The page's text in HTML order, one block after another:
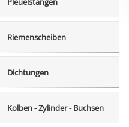
Riemenscheiben
Dichtungen
Kolben - Zylinder - Buchsen